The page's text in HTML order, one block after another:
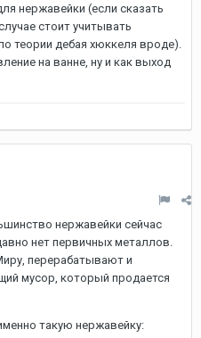
нержавейки (если сказать
стоит учитывать
теории дебая хюккеля вроде).
на ванне, ну и как выход
нержавейки сейчас
нет первичных металлов.
перерабатывают и
мусор, который продается
такую нержавейку: